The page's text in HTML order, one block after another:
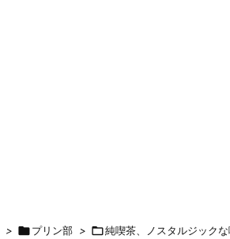
> プリン部 > 純喫茶、ノスタルジックな